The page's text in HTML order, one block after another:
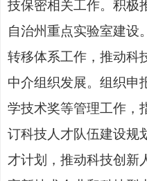
技保密相关工作。积极
自治州重点实验室建设
转移体系工作，推动科
中介组织发展。 组织申
学技术奖等管理工作，
订科技人才队伍建设规
才计划，推动科技创新